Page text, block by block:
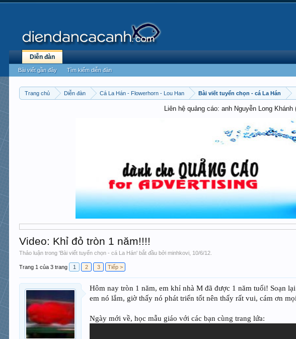
Trang chủ Diễn đàn Cá La Hán - Flowerhorn - Lou Han Bài viết tuyển chọn - cá La Hán
Liên hệ quảng cáo: anh Nguyễn Long
Video: Khỉ đỏ tròn 1 năm!!!!
Thảo luận trong 'Bài viết tuyển chọn - cá La Hán' bắt đầu bởiminhkovi 10/6/12
Trang 1 của 3 trang 1 2 3 Tiếp >
Hôm nay tròn 1 năm, em khỉ nhà M đã được 1 năm tuổi! Soạn
em nó lắm, giờ thấy nó phát triển tốt nên thấy rất vui, cám ơn
Ngày mới về, học mẫu giáo với các bạn cùng trang lứa:
Diễn đàn
Bài viết gần đây Tìm kiếm diễn đàn